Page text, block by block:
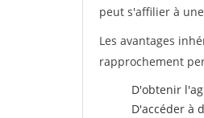
peut s'affilier à
Les avantages
rapprochement
D'obtenir
D'accéder à